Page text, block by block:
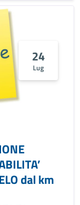
24
Lug
dal km